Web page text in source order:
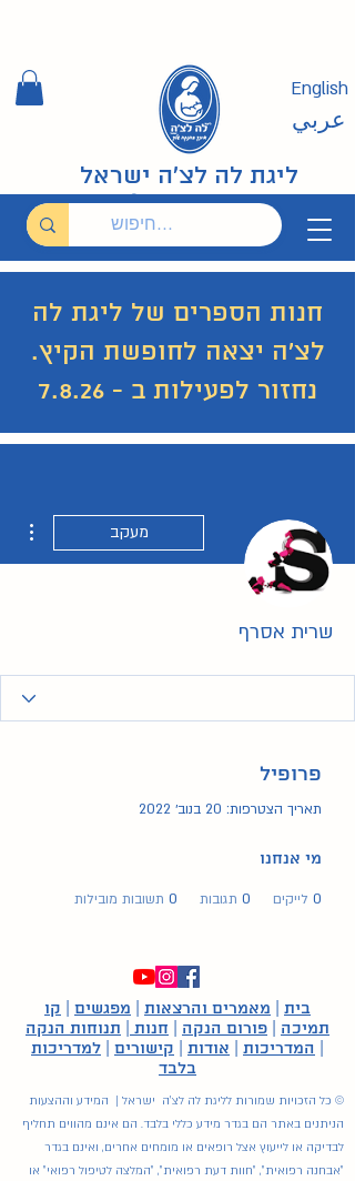
ליגת לה לצ'ה ישראל
English
عربي
חנות הספרים של ליגת לה
לצ'ה יצאה לחופשת הקיץ.
נחזור לפעילות ב - 7.8.26
מעקב
שרית אסרף
פרופיל
תאריך הצטרפות: 20 בנוב׳ 2022
מי אנחנו
0 לייקים 0 תגובות 0 תשובות מובילות
בית מאמרים והרצאות מפגשים
קו
תמיכה
פורום הנקה חנות
תנוחות הנקה
המדריכות אודות קישורים
למדריכות
בלבד
© כל הזכויות שמורות לליגת לה לצ'ה ישראל | המידע וההצעות
הניתנים באתר הם בגדר מידע כללי בלבד. הם אינם מהווים תחליף
לבדיקה או לייעוץ אצל רופאים או מומחים אחרים, ואינם בגדר
"אבחנה רפואית", "חוות דעת רפואית", "המלצה לטיפול רפואי" או